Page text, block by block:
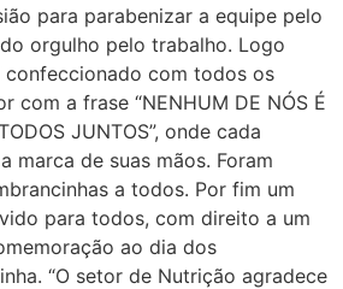
para parabenizar a equipe pelo
orgulho pelo trabalho. Logo
com todos os
com a frase “NENHUM DE NÓS É
JUNTOS”, onde cada
marca de suas mãos. Foram
a todos. Por fim um
para todos, com direito a um
ao dia dos
“O setor de Nutrição agradece